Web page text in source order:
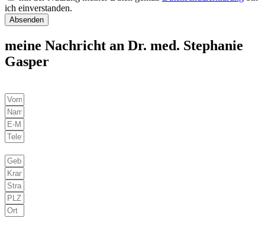
ich einverstanden.
Absenden
meine Nachricht an Dr. med. Stephanie
Gasper